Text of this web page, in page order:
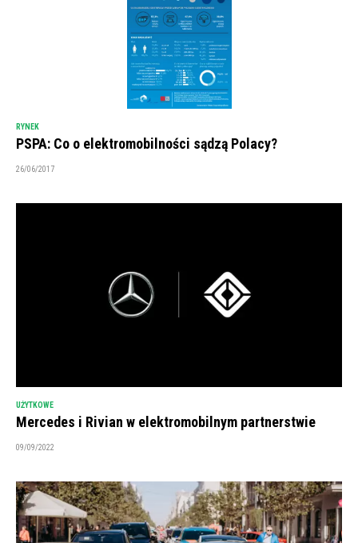
RYNEK
PSPA: Co o elektromobilności sądzą Polacy?
26/06/2017
UŻYTKOWE
Mercedes i Rivian w elektromobilnym partnerstwie
09/09/2022